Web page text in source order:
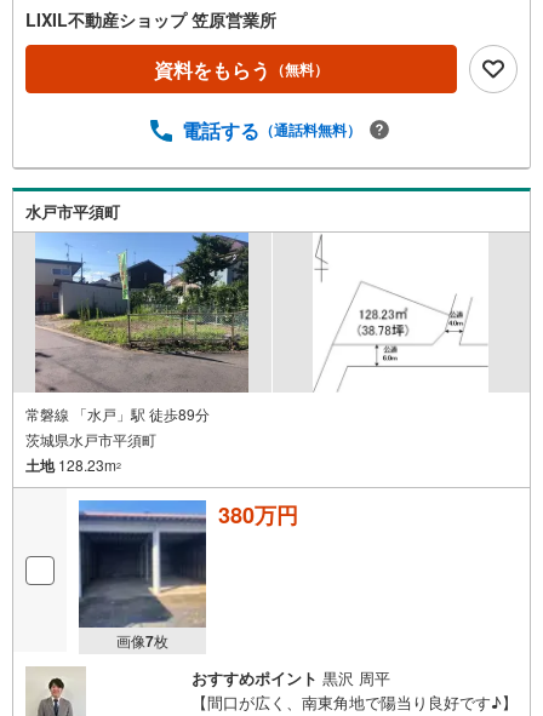
LIXIL不動産ショップ 笠原営業所
資料をもらう （無料）
電話する （通話料無料）
水戸市平須町
常磐線 「水戸」駅 徒歩89分
茨城県水戸市平須町
土地128.23m2
画像7枚
380万円
おすすめポイント 黒沢 周平
【間口が広く、南東角地で陽当り良好です♪】